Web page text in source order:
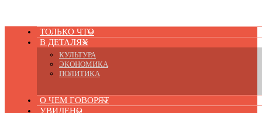
ТОЛЬКО ЧТО
В ДЕТАЛЯХ
КУЛЬТУРА
ЭКОНОМИКА
ПОЛИТИКА
О ЧЕМ ГОВОРЯТ
УВИДЕНО